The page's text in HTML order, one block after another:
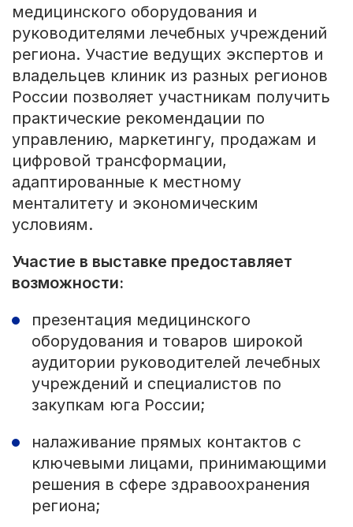
медицинского оборудования и
руководителями лечебных учреждений
региона. Участие ведущих экспертов и
владельцев клиник из разных регионов
России позволяет участникам получить
практические рекомендации по
управлению, маркетингу, продажам и
цифровой трансформации,
адаптированные к местному
менталитету и экономическим
условиям.
Участие в выставке предоставляет
возможности:
презентация медицинского
оборудования и товаров широкой
аудитории руководителей лечебных
учреждений и специалистов по
закупкам юга России;
налаживание прямых контактов с
ключевыми лицами, принимающими
решения в сфере здравоохранения
региона;